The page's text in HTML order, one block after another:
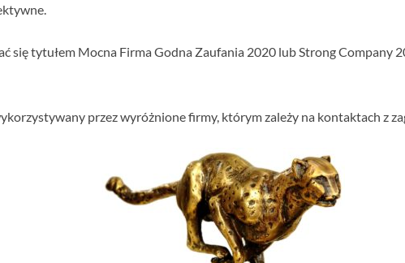
się tytułem Mocna Firma Godna Zaufania 2020 lub Strong Company
przez wyróżnione firmy, którym zależy na kontaktach z